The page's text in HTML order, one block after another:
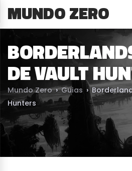
MUNDO ZERO
DE VAULT
Mundo Zero › Guias ›
Hunters